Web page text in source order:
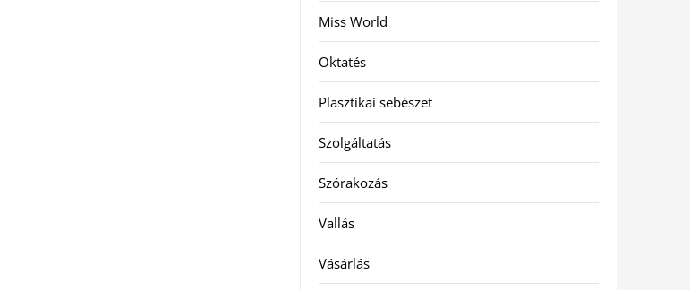
Miss World
Oktatés
Plasztikai sebészet
Szolgáltatás
Szórakozás
Vallás
Vásárlás